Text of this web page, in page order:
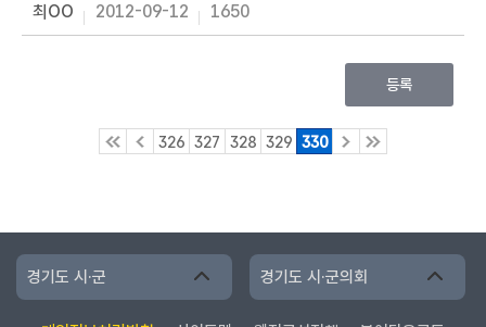
최OO 2012-09-12 1650
등록
326 327 328 329 330
경기도 시·군 경기도 시·군의회